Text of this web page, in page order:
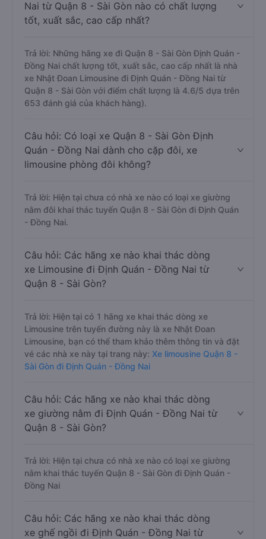
Nai từ Quận 8 - Sài Gòn nào có chất lượng
tốt, xuất sắc, cao cấp nhất?
Trả lời: Những hãng xe đi Quận 8 - Sài Gòn Định Quán -
Đồng Nai chất lượng tốt, xuất sắc, cao cấp nhất là nhà
xe Nhật Đoan Limousine đi Định Quán - Đồng Nai từ
Quận 8 - Sài Gòn với điểm chất lượng là 4.6/5 dựa trên
653 đánh giá của khách hàng).
Câu hỏi: Có loại xe Quận 8 - Sài Gòn Định
Quán - Đồng Nai dành cho cặp đôi, xe
limousine phòng đôi không?
Trả lời: Hiện tại chưa có nhà xe nào có loại xe giường
nằm đôi khai thác tuyến Quận 8 - Sài Gòn đi Định Quán
- Đồng Nai.
Câu hỏi: Các hãng xe nào khai thác dòng
xe Limousine đi Định Quán - Đồng Nai từ
Quận 8 - Sài Gòn?
Trả lời: Hiện tại có 1 hãng xe khai thác dòng xe
Limousine trên tuyến đường này là xe Nhật Đoan
Limousine, bạn có thể tham khảo thêm thông tin và đặt
vé các nhà xe này tại trang này: Xe limousine Quận 8 -
Sài Gòn đi Định Quán - Đồng Nai
Câu hỏi: Các hãng xe nào khai thác dòng
xe giường nằm đi Định Quán - Đồng Nai từ
Quận 8 - Sài Gòn?
Trả lời: Hiện tại chưa có nhà xe nào có loại xe giường
nằm khai thác tuyến Quận 8 - Sài Gòn đi Định Quán -
Đồng Nai
Câu hỏi: Các hãng xe nào khai thác dòng
xe ghế ngồi đi Định Quán - Đồng Nai từ